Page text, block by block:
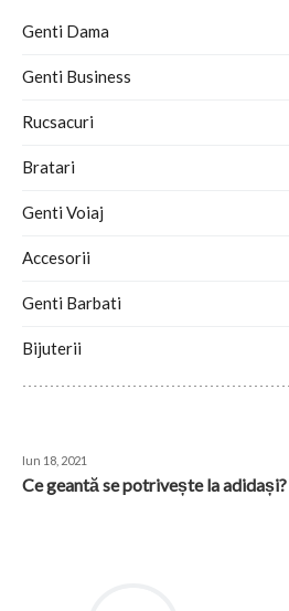
Genti Dama
Genti Business
Rucsacuri
Bratari
Genti Voiaj
Accesorii
Genti Barbati
Bijuterii
Iun 18, 2021
Ce geantă se potrivește la adidași?